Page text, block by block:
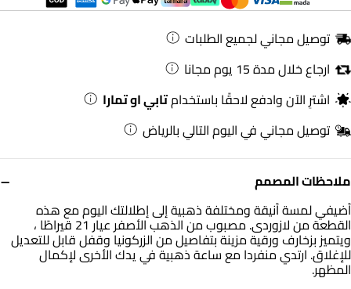
ملاحظات المصمم −
أضيفي لمسة أنيقة ومختلفة ذهبية إلى إطلالتك اليوم مع هذه
القطعة من لازوردى. مصبوب من الذهب الأصفر عيار 21 قيراطًا ،
ويتميز بزخارف ورقية مزينة بتفاصيل من الزركونيا وقفل قابل للتعديل
للإغلاق. ارتدي منفردا مع ساعة ذهبية في يدك الأخرى لإكمال
المظهر.
توصيل مجاني لجميع الطلبات
ارجاع خلال مدة 15 يوم مجانا
اشترِ الآن وادفع لاحقًا باستخدامتابي او تمارا
توصيل مجاني في اليوم التالي بالرياض